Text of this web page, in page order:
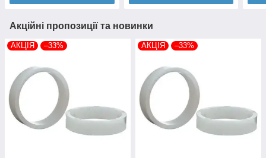
Акційні пропозиції та новинки
АКЦІЯ –33% АКЦІЯ –33%